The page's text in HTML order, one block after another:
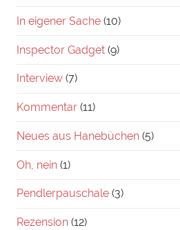
In eigener Sache (10)
Inspector Gadget (9)
Interview (7)
Kommentar (11)
Neues aus Hanebüchen (5)
Oh, nein (1)
Pendlerpauschale (3)
Rezension (12)